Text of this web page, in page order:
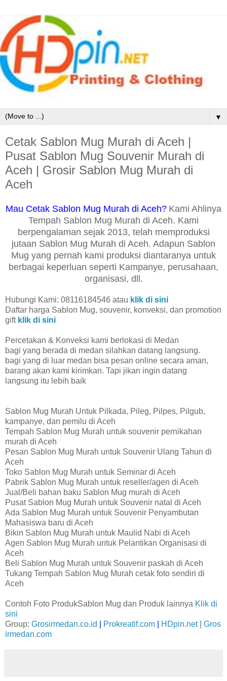
▼
Cetak Sablon Mug Murah di Aceh |
Pusat Sablon Mug Souvenir Murah di
Aceh | Grosir Sablon Mug Murah di
Aceh
Mau Cetak Sablon Mug Murah di Aceh? Kami Ahlinya
Tempah Sablon Mug Murah di Aceh. Kami
berpengalaman sejak 2013, telah memproduksi
jutaan Sablon Mug Murah di Aceh. Adapun Sablon
Mug yang pernah kami produksi diantaranya untuk
berbagai keperluan seperti Kampanye, perusahaan,
organisasi, dll.
Hubungi Kami: 08116184546 atau klik di sini
Daftar harga Sablon Mug, souvenir, konveksi, dan promotion
gift klik di sini
Percetakan & Konveksi kami berlokasi di Medan
bagi yang berada di medan silahkan datang langsung.
bagi yang di luar medan bisa pesan online secara aman,
barang akan kami kirimkan. Tapi jikan ingin datang
langsung itu lebih baik
Sablon Mug Murah Untuk Pilkada, Pileg, Pilpes, Pilgub,
kampanye, dan pemilu di Aceh
Tempah Sablon Mug Murah untuk souvenir pernikahan
murah di Aceh
Pesan Sablon Mug Murah untuk Souvenir Ulang Tahun di
Aceh
Toko Sablon Mug Murah untuk Seminar di Aceh
Pabrik Sablon Mug Murah untuk reseller/agen di Aceh
Jual/Beli bahan baku Sablon Mug murah di Aceh
Pusat Sablon Mug Murah untuk Souvenir natal di Aceh
Ada Sablon Mug Murah untuk Souvenir Penyambutan
Mahasiswa baru di Aceh
Bikin Sablon Mug Murah untuk Maulid Nabi di Aceh
Agen Sablon Mug Murah untuk Pelantikan Organisasi di
Aceh
Beli Sablon Mug Murah untuk Souvenir paskah di Aceh
Tukang Tempah Sablon Mug Murah cetak foto sendiri di
Aceh
Contoh Foto ProdukSablon Mug dan Produk lainnya Klik di
sini
Group: Grosirmedan.co.id Prokreatif.com HDpin.net| Gros
irmedan.com